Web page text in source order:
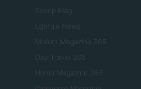
Scoop Mag
Lgbtqia News
Motors Magazine 365
Day Travel 365
Home Magazine 365